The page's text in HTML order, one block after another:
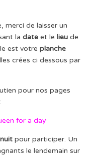
merci de laisser un
la dateet le lieude
est votre planche
crées ci dessous par
pour nos pages
for a day
pour participer. Un
le lendemain sur